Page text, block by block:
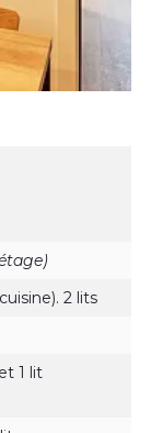
2 lits
1 lit